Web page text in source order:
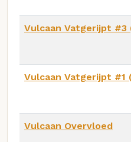
Vulcaan Vatgerijpt #3
Vulcaan Vatgerijpt #1
Vulcaan Overvloed